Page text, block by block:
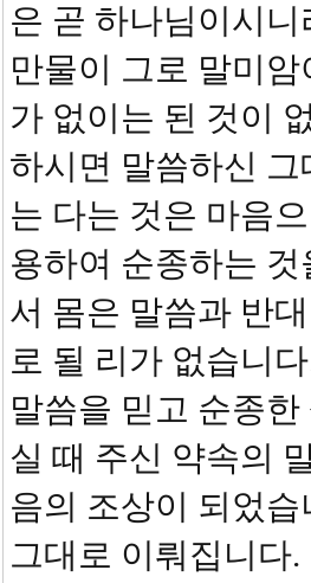
은 곧 하나님이시
만물이 그로 말미
가 없이는 된 것이
하시면 말씀하신
는 다는 것은 마음
용하여 순종하는
서 몸은 말씀과 반
로 될 리가 없습니
말씀을 믿고 순종
실 때 주신 약속의
음의 조상이 되었
그대로 이뤄집니다